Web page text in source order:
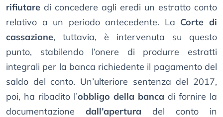
rifiutare di concedere agli eredi un estratto conto
relativo a un periodo antecedente. La Corte di
cassazione, tuttavia, è intervenuta su questo
punto, stabilendo l’onere di produrre estratti
integrali per la banca richiedente il pagamento del
saldo del conto. Un’ulteriore sentenza del 2017,
poi, ha ribadito l’obbligo della banca di fornire la
documentazione dall’apertura del conto in